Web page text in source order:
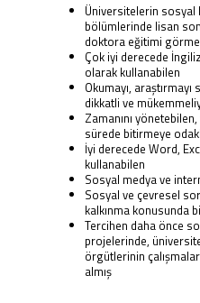
Üniversitelerin
bölümlerinde lisan
doktora eğitimi
Çok iyi derecede
olarak kullanabilen
Okumayı,
dikkatli ve
Zamanını
sürede bitirmeye
İyi derecede Word,
kullanabilen
Sosyal medya ve
Sosyal ve çevresel
kalkınma konusunda
Tercihen daha önce
projelerinde,
örgütlerinin
almış